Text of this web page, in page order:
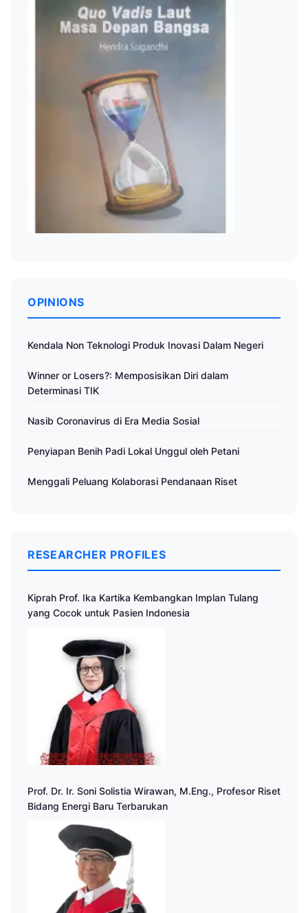
OPINIONS
Kendala Non Teknologi Produk Inovasi Dalam Negeri
Winner or Losers?: Memposisikan Diri dalam
Determinasi TIK
Nasib Coronavirus di Era Media Sosial
Penyiapan Benih Padi Lokal Unggul oleh Petani
Menggali Peluang Kolaborasi Pendanaan Riset
RESEARCHER PROFILES
Kiprah Prof. Ika Kartika Kembangkan Implan Tulang
yang Cocok untuk Pasien Indonesia
Prof. Dr. Ir. Soni Solistia Wirawan, M.Eng., Profesor Riset
Bidang Energi Baru Terbarukan